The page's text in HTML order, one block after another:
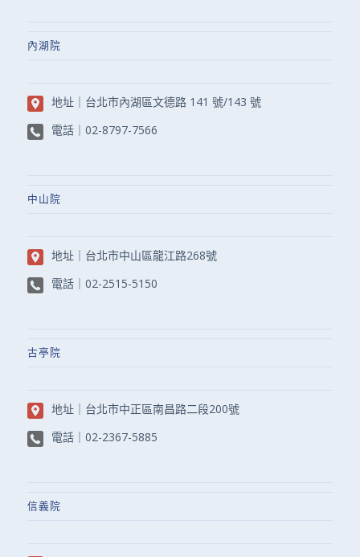
內湖院
地址｜ 台北市內湖區文德路 141 號/143 號
電話｜ 02-8797-7566
中山院
地址｜ 台北市中山區龍江路268號
電話｜ 02-2515-5150
古亭院
地址｜ 台北市中正區南昌路二段200號
電話｜ 02-2367-5885
信義院